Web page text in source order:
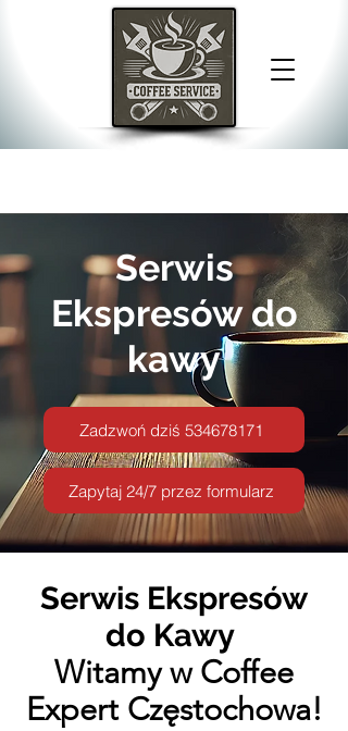
Serwis
Ekspresów do
kawy
Zadzwoń dziś 534678171
Zapytaj 24/7 przez formularz
Serwis Ekspresów
do Kawy
Witamy w Coffee
Expert Częstochowa!